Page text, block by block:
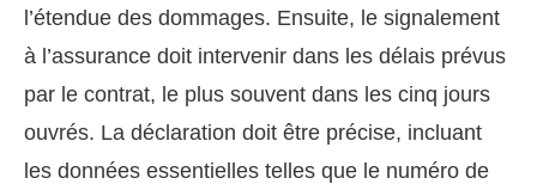
l’étendue des dommages. Ensuite, le signalement
à l’assurance doit intervenir dans les délais prévus
par le contrat, le plus souvent dans les cinq jours
ouvrés. La déclaration doit être précise, incluant
les données essentielles telles que le numéro de